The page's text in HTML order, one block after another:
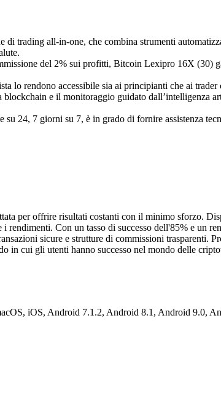
trading all-in-one, che combina strumenti
del 2% sui profitti, Bitcoin Lexipro 16X (30)
lo rendono accessibile sia ai principianti che ai trader
e il monitoraggio guidato dall’intelligenza
24, 7 giorni su 7, è in grado di fornire assistenza
per offrire risultati costanti con il minimo sforzo.
rendimenti. Con un tasso di successo dell'85% e un
sicure e strutture di commissioni trasparenti.
in cui gli utenti hanno successo nel mondo delle
iOS, Android 7.1.2, Android 8.1, Android 9.0,